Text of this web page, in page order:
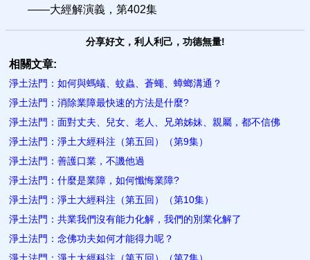
——大經解演義，第402集
分享好文，利人利己，功德無量!
相關文章:
淨土法門：如何與螞蟻、蚊蟲、蒼蠅、蟑螂溝通？
淨土法門：消除業障最快速的方法是什麼?
淨土法門：面對丈夫、兒女、老人、兄弟姊妹、親屬，都不信佛
淨土法門：淨土大經科注（第五回）（第9集）
淨土法門：善護口業，不譏他過
淨土法門：什麼是業障，如何懺悔業障?
淨土法門：淨土大經科注（第五回）（第10集）
淨土法門：共業我們沒有能力化解，我們的別業化解了
淨土法門：念佛功夫如何才能得力呢？